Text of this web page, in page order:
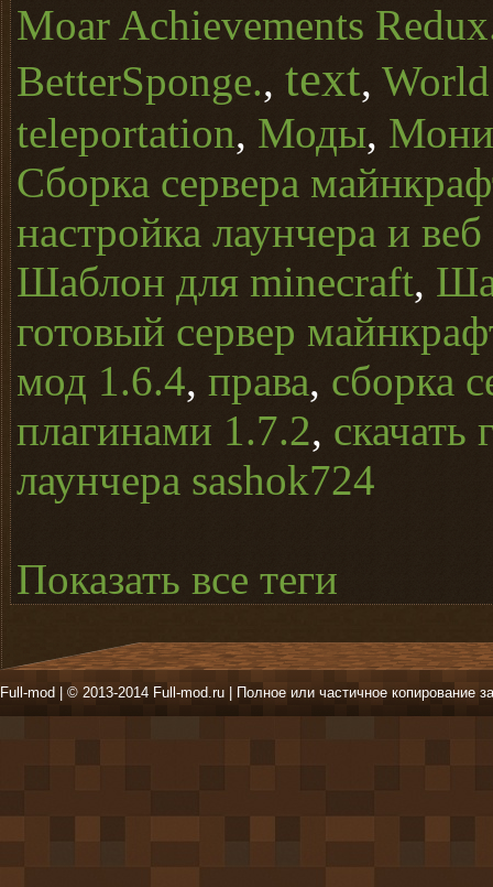
Moar Achievements
BetterSponge., text,
teleportation, Моды,
Сборка сервера
настройка лаунчера и веб
Шаблон для minecraft,
готовый сервер
мод 1.6.4, права, сборка
плагинами 1.7.2, скачать
лаунчера sashok724
Показать все теги
Full-mod | © 2013-2014 Full-mod.ru | Полное или частичное копирование